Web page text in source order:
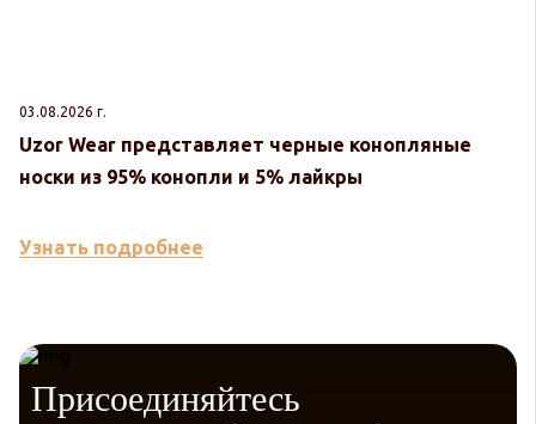
03.08.2026 г.
Uzor Wear представляет черные конопляные
носки из 95% конопли и 5% лайкры
Узнать подробнее
Присоединяйтесь